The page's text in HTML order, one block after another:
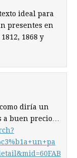
ideal para
presentes en
1868 y
diría un
a buen precio…